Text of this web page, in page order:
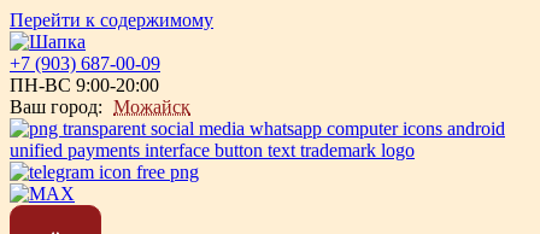
Перейти к содержимому
+7 (903) 687-00-09
ПН-ВС 9:00-20:00
Ваш город: Можайск